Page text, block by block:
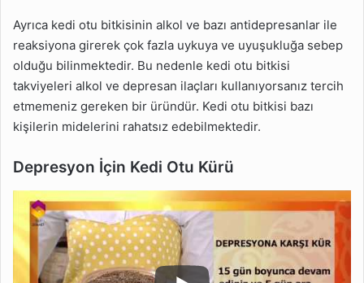
Ayrıca kedi otu bitkisinin alkol ve bazı antidepresanlar ile
reaksiyona girerek çok fazla uykuya ve uyuşukluğa sebep
olduğu bilinmektedir. Bu nedenle kedi otu bitkisi
takviyeleri alkol ve depresan ilaçları kullanıyorsanız tercih
etmemeniz gereken bir üründür. Kedi otu bitkisi bazı
kişilerin midelerini rahatsız edebilmektedir.
Depresyon İçin Kedi Otu Kürü